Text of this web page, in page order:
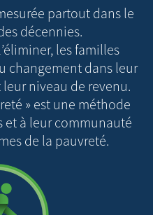
partout dans le
décennies.
les familles
changement dans leur
niveau de revenu.
» est une méthode
à leur communauté
de la pauvreté.